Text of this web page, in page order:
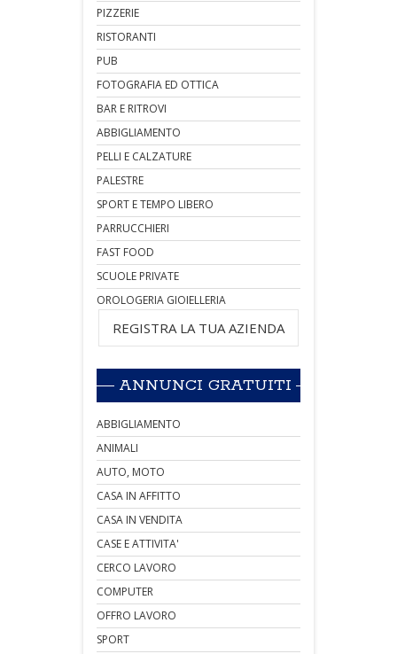
PIZZERIE
RISTORANTI
PUB
FOTOGRAFIA ED OTTICA
BAR E RITROVI
ABBIGLIAMENTO
PELLI E CALZATURE
PALESTRE
SPORT E TEMPO LIBERO
PARRUCCHIERI
FAST FOOD
SCUOLE PRIVATE
OROLOGERIA GIOIELLERIA
REGISTRA LA TUA AZIENDA
ANNUNCI GRATUITI
ABBIGLIAMENTO
ANIMALI
AUTO, MOTO
CASA IN AFFITTO
CASA IN VENDITA
CASE E ATTIVITA'
CERCO LAVORO
COMPUTER
OFFRO LAVORO
SPORT